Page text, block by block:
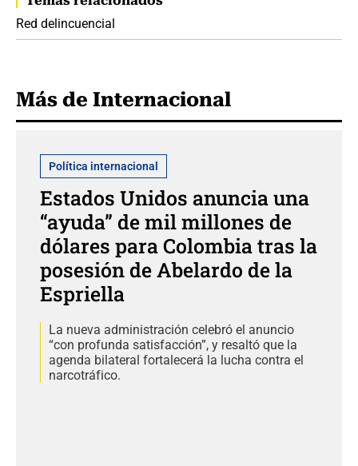
Red delincuencial
Más de Internacional
Política internacional
Estados Unidos anuncia una
“ayuda” de mil millones de
dólares para Colombia tras la
posesión de Abelardo de la
Espriella
La nueva administración celebró el anuncio
“con profunda satisfacción”, y resaltó que la
agenda bilateral fortalecerá la lucha contra el
narcotráfico.